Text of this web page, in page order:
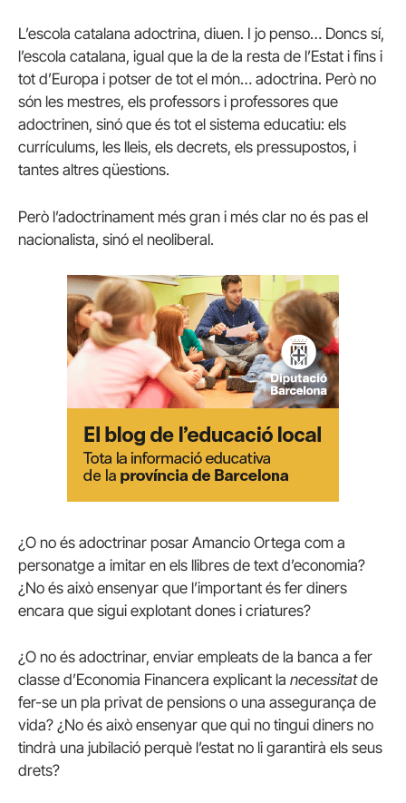
L’escola catalana adoctrina, diuen. I jo penso… Doncs sí,
l’escola catalana, igual que la de la resta de l’Estat i fins i
tot d’Europa i potser de tot el món… adoctrina. Però no
són les mestres, els professors i professores que
adoctrinen, sinó que és tot el sistema educatiu: els
currículums, les lleis, els decrets, els pressupostos, i
tantes altres qüestions.
Però l’adoctrinament més gran i més clar no és pas el
nacionalista, sinó el neoliberal.
¿O no és adoctrinar posar Amancio Ortega com a
personatge a imitar en els llibres de text d’economia?
¿No és això ensenyar que l’important és fer diners
encara que sigui explotant dones i criatures?
¿O no és adoctrinar, enviar empleats de la banca a fer
classe d’Economia Financera explicant la necessitatde
fer-se un pla privat de pensions o una assegurança de
vida? ¿No és això ensenyar que qui no tingui diners no
tindrà una jubilació perquè l’estat no li garantirà els seus
drets?